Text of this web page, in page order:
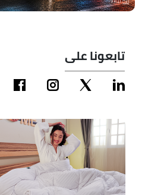
تابعونا على